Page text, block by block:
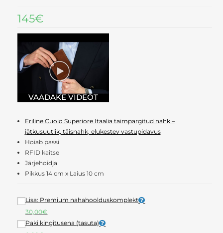
145€
Eriline Cuoio Superiore Itaalia taimpargitud nahk –
jätkusuutlik, täisnahk, elukestev vastupidavus
Hoiab passi
RFID kaitse
Järjehoidja
Pikkus 14 cm x Laius 10 cm
Lisa: Premium nahahoolduskomplekt
30,00€
Paki kingitusena (tasuta)